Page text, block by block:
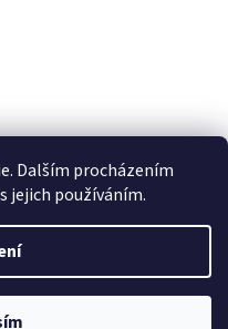
Dalším procházením
jejich používáním.